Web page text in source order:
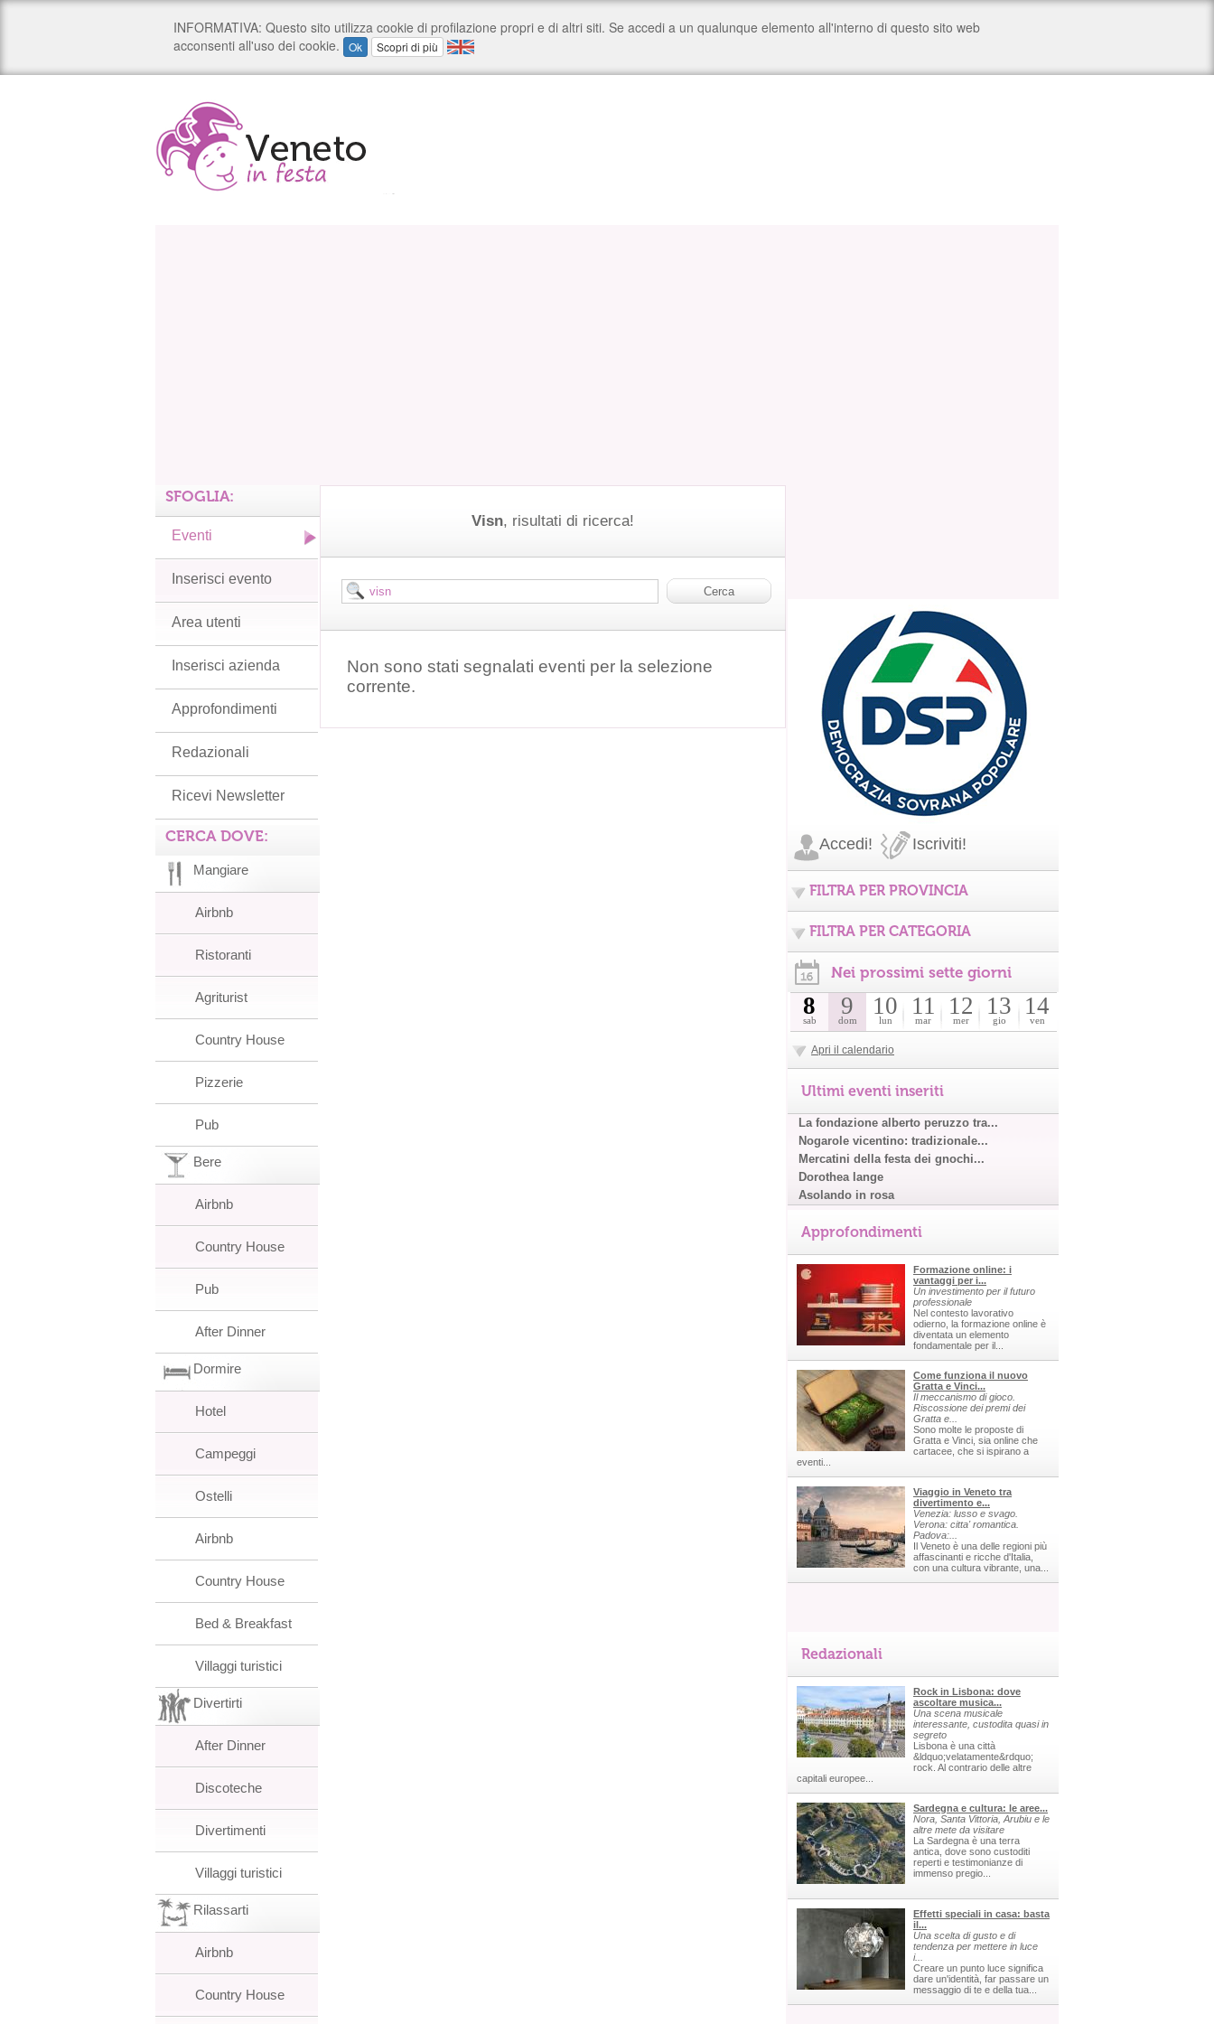
Visn, risultati di ricerca!
Non sono stati segnalati eventi per la selezione
corrente.
SFOGLIA:
Eventi
Inserisci evento
Area utenti
Inserisci azienda
Approfondimenti
Redazionali
Ricevi Newsletter
CERCA DOVE:
Mangiare
Airbnb
Ristoranti
Agriturist
Country House
Pizzerie
Pub
Bere
Airbnb
Country House
Pub
After Dinner
Dormire
Hotel
Campeggi
Ostelli
Airbnb
Country House
Bed & Breakfast
Villaggi turistici
Divertirti
After Dinner
Discoteche
Divertimenti
Villaggi turistici
Rilassarti
Airbnb
Country House
Accedi! Iscriviti!
FILTRA PER PROVINCIA
FILTRA PER CATEGORIA
Nei prossimi sette giorni
8
sab
9
dom
10
lun
11
mar
12
mer
13
gio
14
ven
Apri il calendario
Ultimi eventi inseriti
La fondazione alberto peruzzo tra...
Nogarole vicentino: tradizionale...
Mercatini della festa dei gnochi...
Dorothea lange
Asolando in rosa
Approfondimenti
Formazione online: i
vantaggi per i...
Un investimento per il futuro
professionale
Nel contesto lavorativo
odierno, la formazione online è
diventata un elemento
fondamentale per il...
Come funziona il nuovo
Gratta e Vinci...
Il meccanismo di gioco.
Riscossione dei premi dei
Gratta e...
Sono molte le proposte di
Gratta e Vinci, sia online che
cartacee, che si ispirano a
eventi...
Viaggio in Veneto tra
divertimento e...
Venezia: lusso e svago.
Verona: citta' romantica.
Padova:...
Il Veneto è una delle regioni più
affascinanti e ricche d'Italia,
con una cultura vibrante, una...
Redazionali
Rock in Lisbona: dove
ascoltare musica...
Una scena musicale
interessante, custodita quasi in
segreto
Lisbona è una città
&ldquo;velatamente&rdquo;
rock. Al contrario delle altre
capitali europee...
Sardegna e cultura: le aree...
Nora, Santa Vittoria, Arubiu e le
altre mete da visitare
La Sardegna è una terra
antica, dove sono custoditi
reperti e testimonianze di
immenso pregio...
Effetti speciali in casa: basta
il...
Una scelta di gusto e di
tendenza per mettere in luce
i...
Creare un punto luce significa
dare un'identità, far passare un
messaggio di te e della tua...